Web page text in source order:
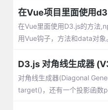
在Vue项目里面使用
在Vue里面使用D3.js的方法
用Vue钩子，方法和data对象
D3.js 对角线生成器
对角线生成器(Diagonal
target()，还有一个投影函数